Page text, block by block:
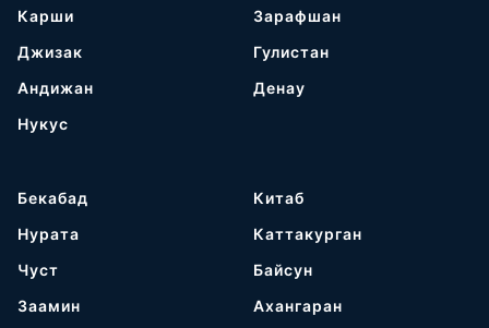
Карши
Джизак
Андижан
Нукус
Зарафшан
Гулистан
Денау
Бекабад
Нурата
Чуст
Заамин
Китаб
Каттакурган
Байсун
Ахангаран